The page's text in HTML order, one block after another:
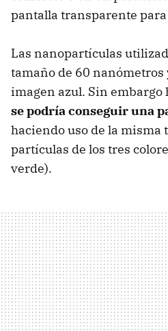
pantalla transparente
Las nanopartículas
tamaño de 60
imagen azul. Sin embargo
se podría conseguir una
haciendo uso de la misma
partículas de los tres
verde).